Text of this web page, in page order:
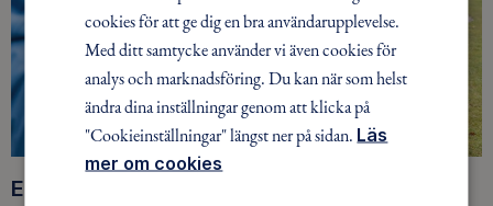
Ett friluftsliv för alla
cookies för att ge dig en bra användarupplevelse.
Med ditt samtycke använder vi även cookies för
analys och marknadsföring. Du kan när som helst
ändra dina inställningar genom att klicka på
"Cookieinställningar" längst ner på sidan. Läs
mer om cookies